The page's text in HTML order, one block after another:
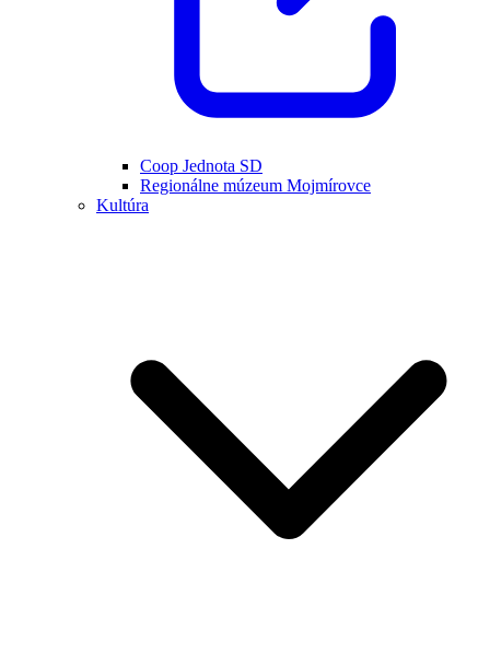
Coop Jednota SD
Regionálne múzeum Mojmírovce
Kultúra